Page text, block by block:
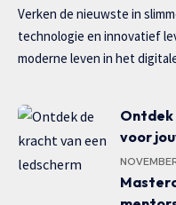
Verken de nieuwste in
technologie en innovatief
moderne leven in het
Ontdek
voor